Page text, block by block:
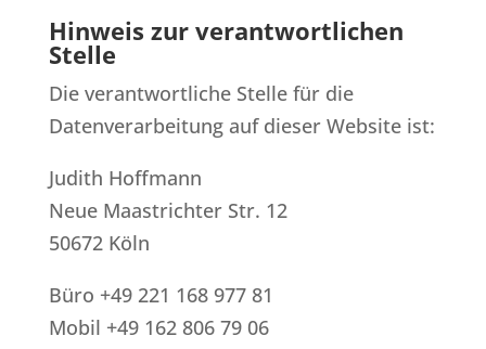
Hinweis zur verantwortlichen
Stelle
Die verantwortliche Stelle für die
Datenverarbeitung auf dieser Website ist:
Judith Hoffmann
Neue Maastrichter Str. 12
50672 Köln
Büro +49 221 168 977 81
Mobil +49 162 806 79 06